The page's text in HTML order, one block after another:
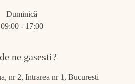
Duminică
09:00 - 17:00
ne gasesti?
nr 2, Intrarea nr 1, Bucuresti